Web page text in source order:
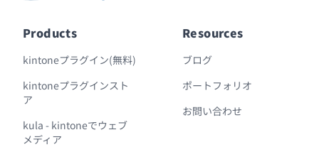
Products
kintoneプラグイン(無料)
kintoneプラグインスト
ア
kula - kintoneでウェブ
メディア
Resources
ブログ
ポートフォリオ
お問い合わせ